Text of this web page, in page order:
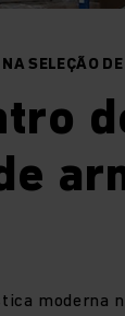
SELEÇÃO
moderna